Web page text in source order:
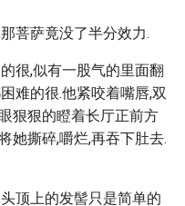
菩萨竟没了半分效力.
很,似有一股气的里面翻
难的很.他紧咬着嘴唇,双
狠狠的瞪着长厅正前方
她撕碎,嚼烂,再吞下肚去.
顶上的发髻只是简单的